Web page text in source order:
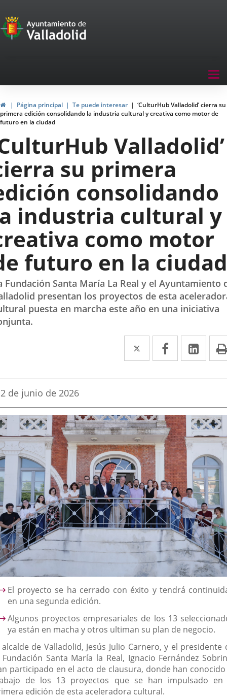
Portal
de
navegación
InicioPágina principal Te puede interesar
‘CulturHub Valladolid’ cierra su
primera edición consolidando la industria cultural y creativa como motor de
futuro en la ciudad
Valladolid’
su primera
consolidando
industria cultural y
como motor
futuro en la ciudad
Fundación Santa María La Real y el Ayuntamiento
presentan los proyectos de esta
puesta en marcha este año en una iniciativa
Twitter
Enlace
a
una
externa.
Facebook
Enlace
a
una
externa.
a
una
Fecha
la
noticia
2 de junio de 2026
El proyecto se ha cerrado con éxito y tendrá
en una segunda edición.
Algunos proyectos empresariales de los 13
ya están en macha y otros ultiman su plan de negocio.
alcalde de Valladolid, Jesús Julio Carnero, y el presidente
Santa María la Real, Ignacio Fernández
participado en el acto de clausura, donde han
de los 13 proyectos que se han impulsado en
edición de esta aceleradora cultural.